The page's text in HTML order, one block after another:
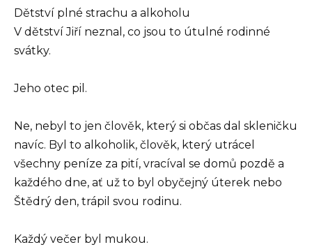
Dětství plné strachu a alkoholu
V dětství Jiří neznal, co jsou to útulné rodinné
svátky.
Jeho otec pil.
Ne, nebyl to jen člověk, který si občas dal skleničku
navíc. Byl to alkoholik, člověk, který utrácel
všechny peníze za pití, vracíval se domů pozdě a
každého dne, ať už to byl obyčejný úterek nebo
Štědrý den, trápil svou rodinu.
Každý večer byl mukou.